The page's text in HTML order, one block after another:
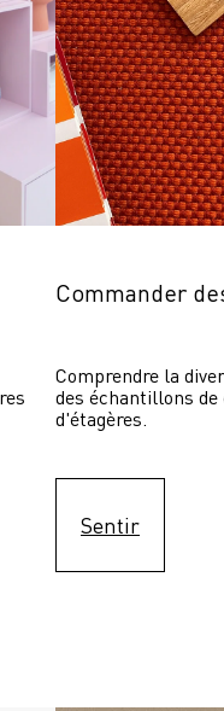
Commander
Comprendre la
des échantillons
d'étagères.
Sentir